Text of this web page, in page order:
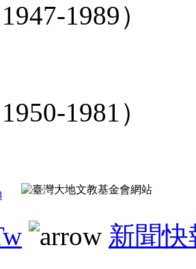
1989）
1981）
新聞快